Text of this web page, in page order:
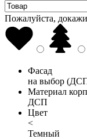
Пожалуйста,
Фасад
на выбор
Материал
ДСП
Цвет
<
Темный